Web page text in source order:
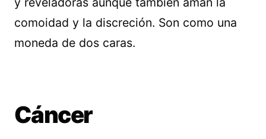
comoidad y la discreción. Son como una
moneda de dos caras.
Cáncer